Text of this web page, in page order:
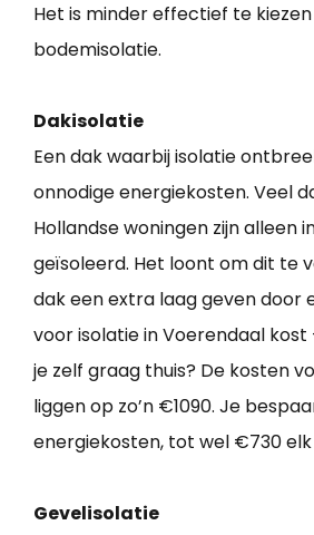
Het is minder effectief te
bodemisolatie.
Dakisolatie
Een dak waarbij isolatie
onnodige energiekosten. Veel
Hollandse woningen zijn alleen
geïsoleerd. Het loont om dit te
dak een extra laag geven door
voor isolatie in Voerendaal
je zelf graag thuis? De kosten
liggen op zo’n €1090. Je
energiekosten, tot wel €730 elk
Gevelisolatie